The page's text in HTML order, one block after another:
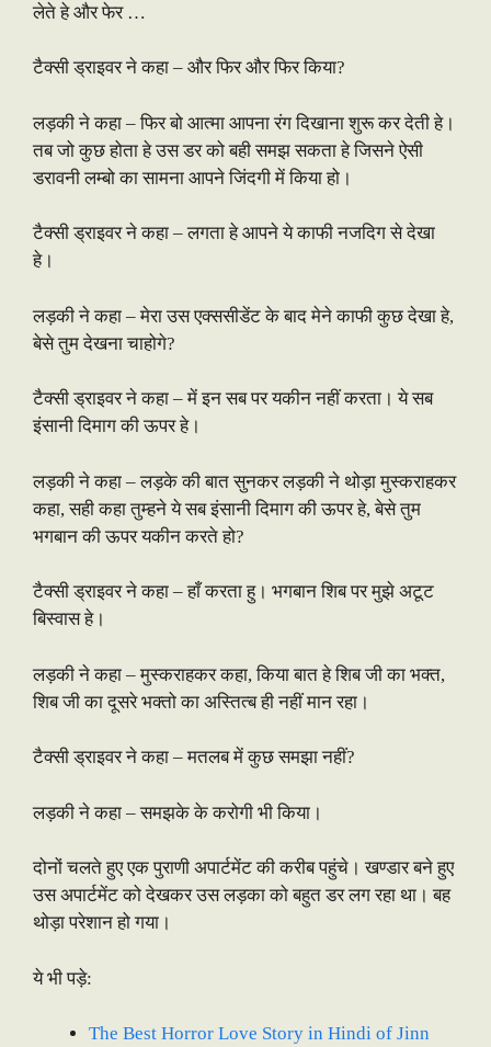
लेते हे और फेर …
टैक्सी ड्राइवर ने कहा – और फिर और फिर किया?
लड़की ने कहा – फिर बो आत्मा आपना रंग दिखाना शुरू कर देती हे।
तब जो कुछ होता हे उस डर को बही समझ सकता हे जिसने ऐसी
डरावनी लम्बो का सामना आपने जिंदगी में किया हो।
टैक्सी ड्राइवर ने कहा – लगता हे आपने ये काफी नजदिग से देखा
हे।
लड़की ने कहा – मेरा उस एक्ससीडेंट के बाद मेने काफी कुछ देखा हे,
बेसे तुम देखना चाहोगे?
टैक्सी ड्राइवर ने कहा – में इन सब पर यकीन नहीं करता। ये सब
इंसानी दिमाग की ऊपर हे।
लड़की ने कहा – लड़के की बात सुनकर लड़की ने थोड़ा मुस्कराहकर
कहा, सही कहा तुम्हने ये सब इंसानी दिमाग की ऊपर हे, बेसे तुम
भगबान की ऊपर यकीन करते हो?
टैक्सी ड्राइवर ने कहा – हाँ करता हु। भगबान शिब पर मुझे अटूट
बिस्वास हे।
लड़की ने कहा – मुस्कराहकर कहा, किया बात हे शिब जी का भक्त,
शिब जी का दूसरे भक्तो का अस्तित्ब ही नहीं मान रहा।
टैक्सी ड्राइवर ने कहा – मतलब में कुछ समझा नहीं?
लड़की ने कहा – समझके के करोगी भी किया।
दोनों चलते हुए एक पुराणी अपार्टमेंट की करीब पहुंचे। खण्डार बने हुए
उस अपार्टमेंट को देखकर उस लड़का को बहुत डर लग रहा था। बह
थोड़ा परेशान हो गया।
ये भी पड़े:
The Best Horror Love Story in Hindi of Jinn